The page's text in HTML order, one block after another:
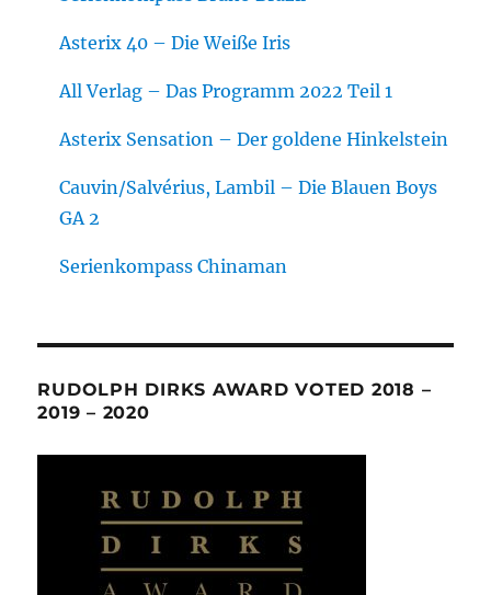
Asterix 40 – Die Weiße Iris
All Verlag – Das Programm 2022 Teil 1
Asterix Sensation – Der goldene Hinkelstein
Cauvin/Salvérius, Lambil – Die Blauen Boys
GA 2
Serienkompass Chinaman
RUDOLPH DIRKS AWARD VOTED 2018 –
2019 – 2020